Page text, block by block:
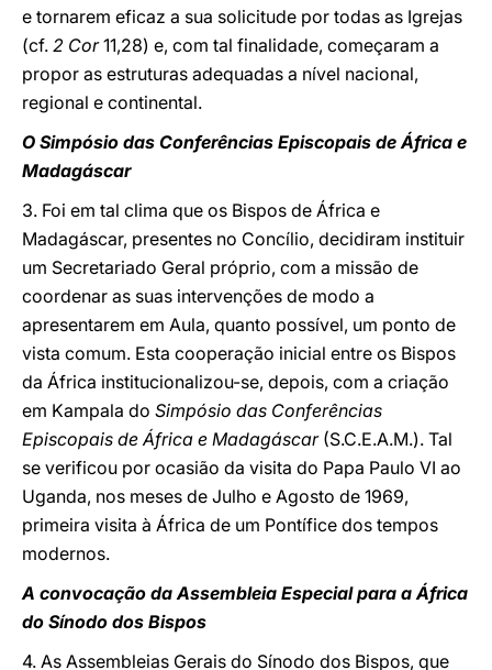
e tornarem eficaz a sua solicitude por todas as Igrejas
(cf. 2 Cor11,28) e, com tal finalidade, começaram a
propor as estruturas adequadas a nível nacional,
regional e continental.
O Simpósio das Conferências Episcopais de África e
Madagáscar
3. Foi em tal clima que os Bispos de África e
Madagáscar, presentes no Concílio, decidiram instituir
um Secretariado Geral próprio, com a missão de
coordenar as suas intervenções de modo a
apresentarem em Aula, quanto possível, um ponto de
vista comum. Esta cooperação inicial entre os Bispos
da África institucionalizou-se, depois, com a criação
em Kampala do Simpósio das Conferências
Episcopais de África e Madagáscar (S.C.E.A.M.). Tal
se verificou por ocasião da visita do Papa Paulo VI ao
Uganda, nos meses de Julho e Agosto de 1969,
primeira visita à África de um Pontífice dos tempos
modernos.
A convocação da Assembleia Especial para a África
do Sínodo dos Bispos
4. As Assembleias Gerais do Sínodo dos Bispos, que